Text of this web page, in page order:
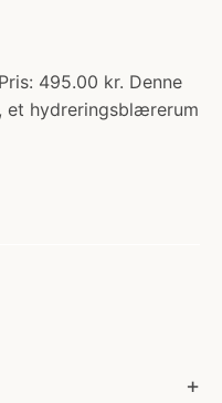
495.00 kr. Denne
et hydreringsblærerum